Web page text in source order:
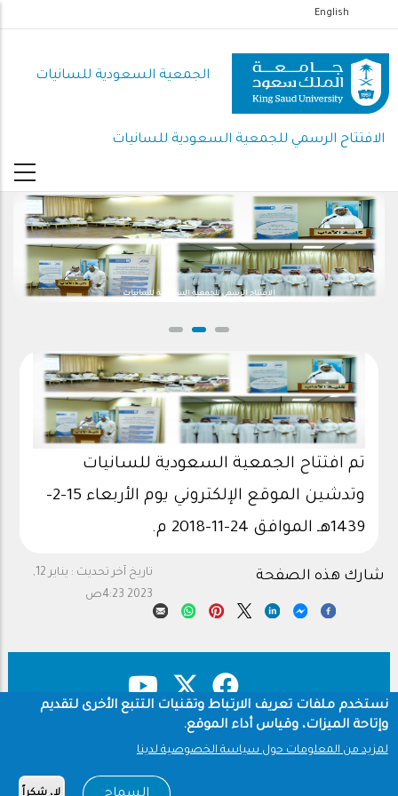
إلى
المحتوى
الرئيسي
English
الجمعية السعودية للسانيات
الافتتاح الرسمي للجمعية السعودية للسانيات
الافتتاح الرسمي للجمعية السعودية للسانيات
تم افتتاح الجمعية السعودية للسانيات
وتدشين الموقع الإلكتروني يوم الأربعاء 15-2-
1439هـ الموافق 24-11-2018 م.
تاريخ آخر تحديث :
يناير 12,
2023 4:23ص
شارك هذه الصفحة
Footer
نستخدم ملفات تعريف الارتباط وتقنيات التتبع الأخرى لتقديم
وإتاحة الميزات، وقياس أداء الموقع.
لمزيد من المعلومات حول سياسة الخصوصية لدينا